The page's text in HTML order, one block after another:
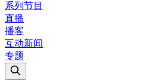
系列节目
直播
播客
互动新闻
专题